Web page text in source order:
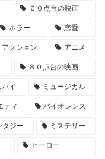
６０点台の映画
ホラー 恋愛
アクション アニメ
８０点台の映画
パイ ミュージカル
ティ バイオレンス
タジー ミステリー
ヒーロー